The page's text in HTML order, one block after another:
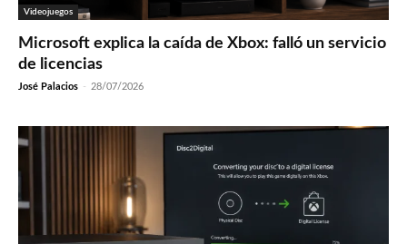
Videojuegos
Microsoft explica la caída de Xbox: falló un servicio
de licencias
José Palacios - 28/07/2026